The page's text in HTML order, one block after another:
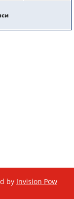
by Invision Pow